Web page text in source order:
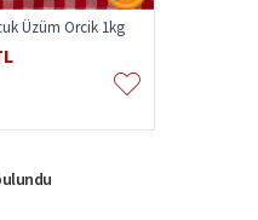
Üzüm Orcik 1kg